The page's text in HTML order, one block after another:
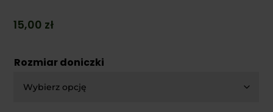
15,00 zł
Rozmiar doniczki